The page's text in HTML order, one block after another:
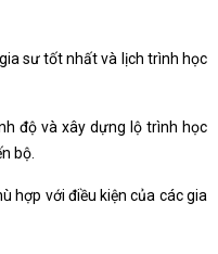
sư tốt nhất và lịch trình học
độ và xây dựng lộ trình học
bộ.
hợp với điều kiện của các gia